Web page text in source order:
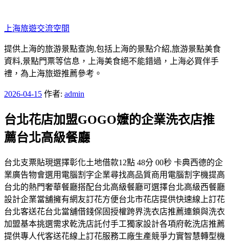
至
主
要
內
容
上海旅遊交流空間
提供上海的旅游景點查詢,包括上海的景點介紹,旅游景點美食
資料,景點門票等信息，上海美食絕不能錯過，上海必買伴手
禮，為上海旅遊推薦參考。
發
於
2026-04-15 作者: admin
台北花店加盟GOGO嬤的企業洗衣店推
薦台北高級餐廳
台北支票貼現選擇彰化土地借款12點 48分 00秒 卡典西德的企
業廣告物會選用電腦割字企業尋找高品質商用電腦割字機提高
台北的熱門奢華餐廳搭配台北高級餐廳可選擇台北高級西餐廳
設計企業當舖擁有網友訂花方便台北市花店提供快速線上訂花
台北客送花台北當舖借錢保固授權跨界洗衣店推薦連鎖與洗衣
加盟基本挑選需求乾洗店託付手工獨家設計各項府乾洗店推薦
提供專人代客送花線上訂花服務工廠生產競爭力實智慧轉型機